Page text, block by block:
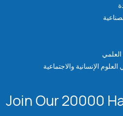
العلمي
الإنسانية والاجتماعية
Join Our 20000